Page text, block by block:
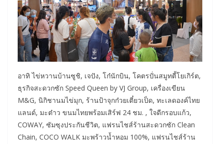
อาทิ ไข่หวานบ้านซูชิ, เจปัง, โก๋นักบิน, โคตรปั่นสมูทตี้โยเกิร์ต,
ธุรกิจสะดวกซัก Speed Queen by VJ Group, เครื่องเขียน
M&G, นิกิชานมไข่มุก, ร้านป้าจุกก๋วยเตี๋ยวเป็ด, ทะเลดองค์ไทย
แลนด์, มะต๋าว ขนมไทยพร้อมเสิร์ฟ 24 ชม. , ใจดีกรอบแก้ว,
COWAY, ซัมซุงประกันชีวิต, แฟรนไชส์ร้านสะดวกซัก Clean
Chain, COCO WALK มะพร้าวน้ำหอม 100%, แฟรนไชส์ร้าน